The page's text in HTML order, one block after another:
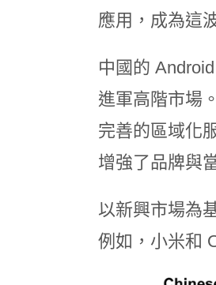
應用，成為這
中國的
進軍高階市場
完善的區域化
增強了品牌與
以新興市場為
例如，小米和